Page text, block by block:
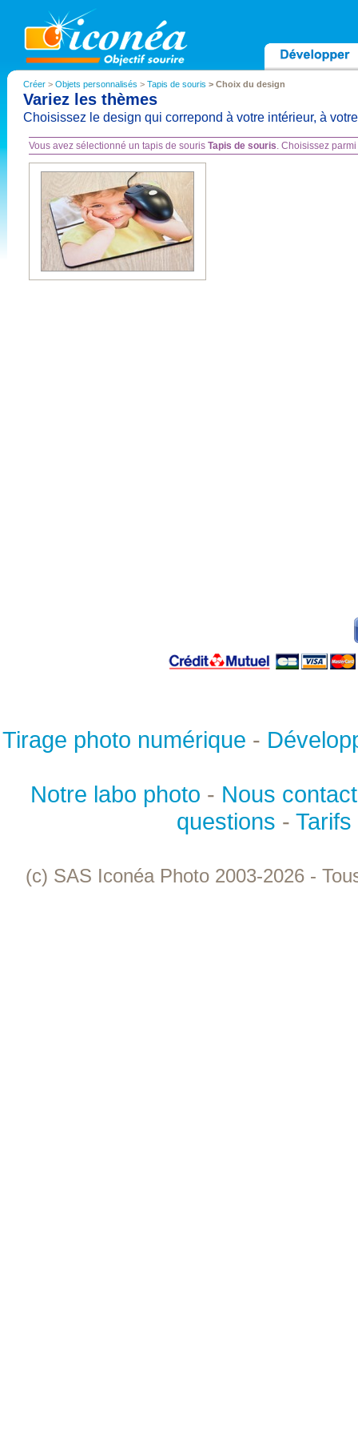
Créer > Objets personnalisés > Tapis de souris > Choix du design
Variez les thèmes
Choisissez le design qui correpond à votre intérieur, à
Vous avez sélectionné un tapis de souris Tapis de souris. Choisissez
Tirage photo numérique -
Notre labo photo - Nous
questions - Tarifs
(c) SAS Iconéa Photo 2003-2026 -